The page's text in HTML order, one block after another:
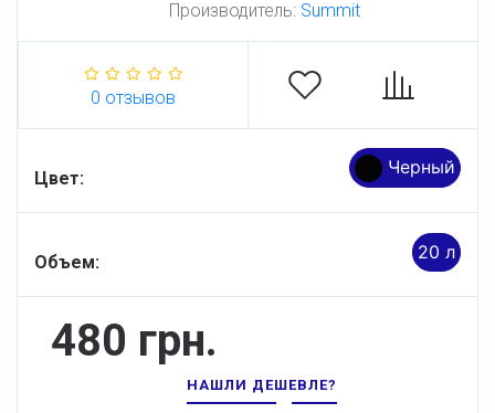
Производитель: Summit
0 отзывов
Цвет:
Черный
Объем: 20 л
480 грн.
НАШЛИ ДЕШЕВЛЕ?